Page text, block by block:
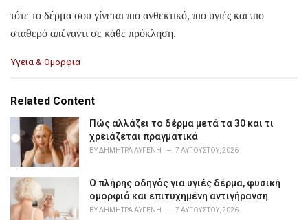
τότε το δέρμα σου γίνεται πιο ανθεκτικό, πιο υγιές και πιο
σταθερό απέναντι σε κάθε πρόκληση.
C
e
r
Υγεια & Ομορφια
Related Content
Πώς αλλάζει το δέρμα μετά τα 30 και τι
χρειάζεται πραγματικά
BYΔΉΜΗΤΡΑ ΑΥΓΈΝΗ 7 ΑΥΓΟΎΣΤΟΥ, 2026
Ο πλήρης οδηγός για υγιές δέρμα, φυσική
ομορφιά και επιτυχημένη αντιγήρανση
BYΔΉΜΗΤΡΑ ΑΥΓΈΝΗ 7 ΑΥΓΟΎΣΤΟΥ, 2026